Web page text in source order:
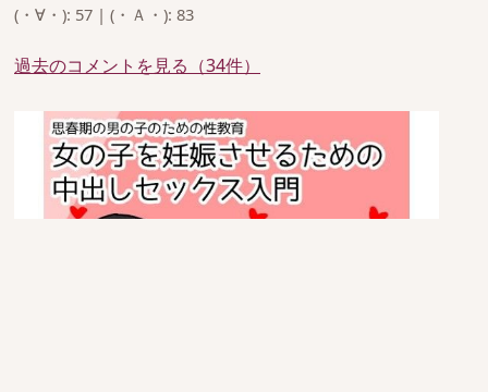
(・∀・): 57 | (・Ａ・): 83
過去のコメントを見る（34件）